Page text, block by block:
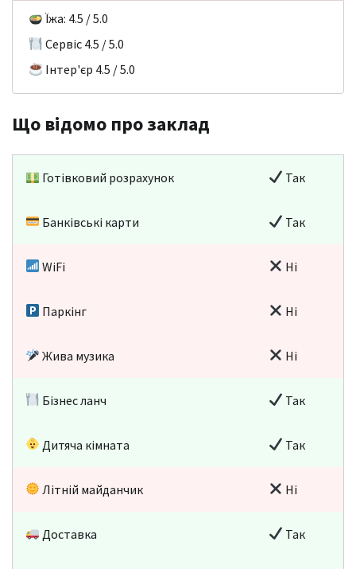
Їжа: 4.5 / 5.0
Сервіс 4.5 / 5.0
Інтер'єр 4.5 / 5.0
Що відомо про заклад
Готівковий розрахунок Так
Банківські карти Так
WiFi Ні
Паркінг Ні
Жива музика Ні
Бізнес ланч Так
Дитяча кімната Так
Літній майданчик Ні
Доставка Так